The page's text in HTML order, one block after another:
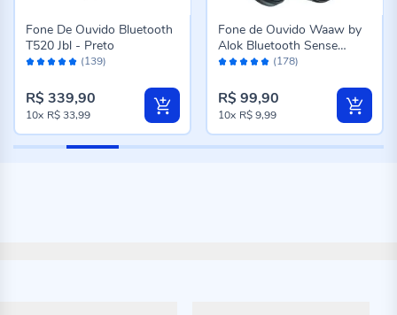
Avaliação: (139)
Fone De Ouvido Bluetooth
T520 Jbl - Preto
R$ 339,90
10x R$ 33,99
Avaliação: (178)
Fone de Ouvido Waaw by
Alok Bluetooth Sense
200Hb - Preto
R$ 99,90
10x R$ 9,99